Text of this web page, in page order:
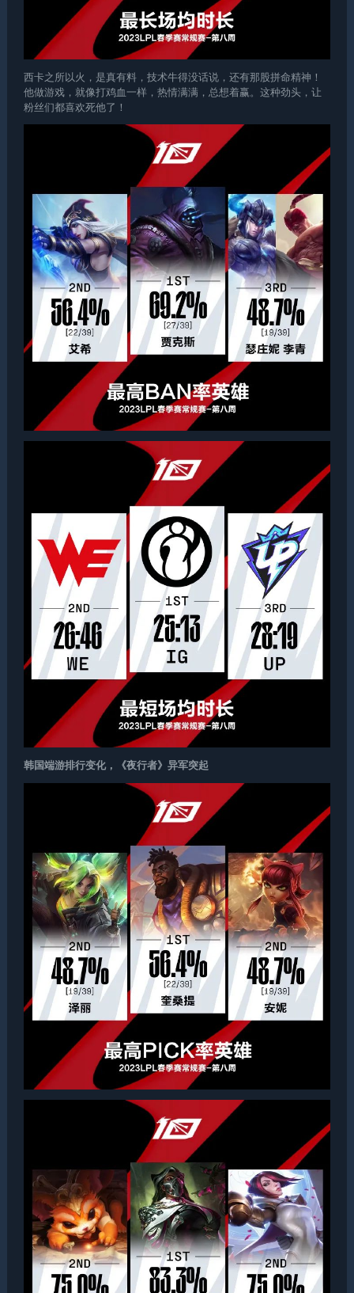
西卡之所以火，是真有料，技术牛得没话说，还有那股拼命精神！
他做游戏，就像打鸡血一样，热情满满，总想着赢。这种劲头，让
粉丝们都喜欢死他了！
韩国端游排行变化，《夜行者》异军突起